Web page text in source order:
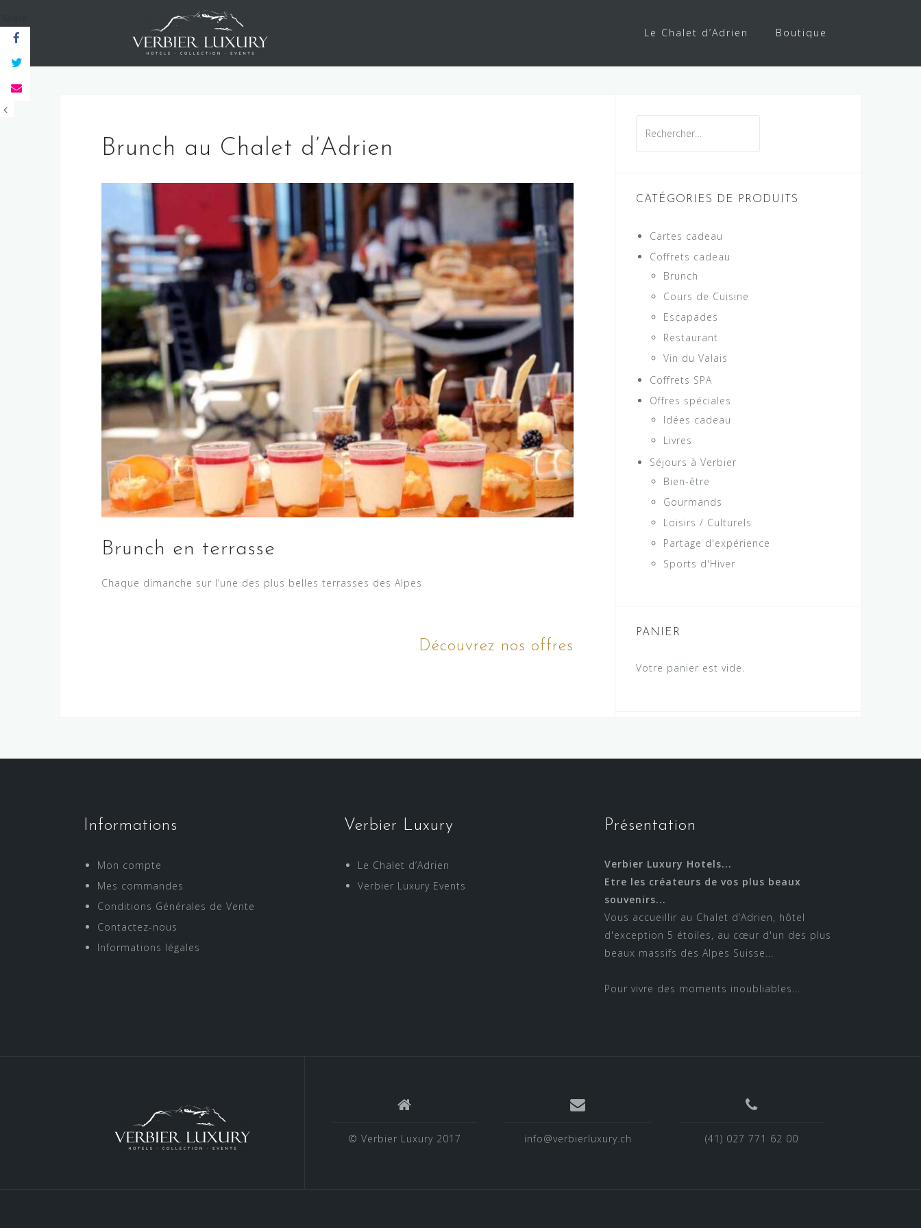
to
content
Le Chalet d’Adrien Boutique
Brunch au Chalet d’Adrien
Brunch en terrasse
Chaque dimanche sur l’une des plus belles terrasses des Alpes
Découvrez nos offres
CATÉGORIES DE PRODUITS
Cartes cadeau
Coffrets cadeau
Brunch
Cours de Cuisine
Escapades
Restaurant
Vin du Valais
Coffrets SPA
Offres spéciales
Idées cadeau
Livres
Séjours à Verbier
Bien-être
Gourmands
Loisirs / Culturels
Partage d'expérience
Sports d'Hiver
PANIER
Votre panier est vide.
Informations
Mon compte
Mes commandes
Conditions Générales de Vente
Contactez-nous
Informations légales
Verbier Luxury
Le Chalet d’Adrien
Verbier Luxury Events
Présentation
Verbier Luxury Hotels...
Etre les créateurs de vos plus beaux
souvenirs...
Vous accueillir au Chalet d’Adrien, hôtel
d'exception 5 étoiles, au cœur d'un des plus
beaux massifs des Alpes Suisse...
Pour vivre des moments inoubliables...
© Verbier Luxury 2017 info@verbierluxury.ch (41) 027 771 62 00